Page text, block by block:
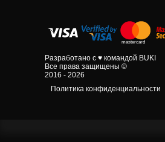
Разработано с ♥ командой BUKI
Все права защищены ©
2016 - 2026
Политика конфиденциальности